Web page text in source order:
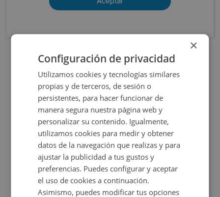
Rua Calvo Sotelo 211, 27600 Sarria - Lugo
×
Configuración de privacidad
Utilizamos cookies y tecnologías similares
propias y de terceros, de sesión o
persistentes, para hacer funcionar de
manera segura nuestra página web y
personalizar su contenido. Igualmente,
utilizamos cookies para medir y obtener
datos de la navegación que realizas y para
ajustar la publicidad a tus gustos y
preferencias. Puedes configurar y aceptar
el uso de cookies a continuación.
Asimismo, puedes modificar tus opciones